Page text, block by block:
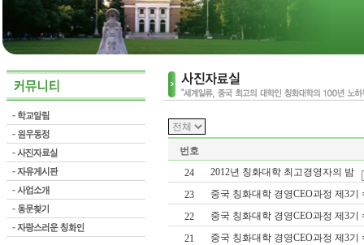
번호
24
2012년 칭화대학 최고경영자의 밤
23
중국 칭화대학 경영CEO과정 제3
22
중국 칭화대학 경영CEO과정 제3
21
중국 칭화대학 경영CEO과정 제3